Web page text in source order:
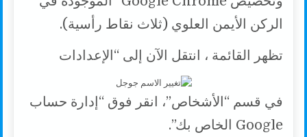
الركن الأيمن العلوي (ثلاث نقاط رأسية).
تظهر القائمة ، انتقل الآن إلى “الإعدادات
في قسم “الأشخاص”، انقر فوق “إدارة حساب
Google الخاص بك”.